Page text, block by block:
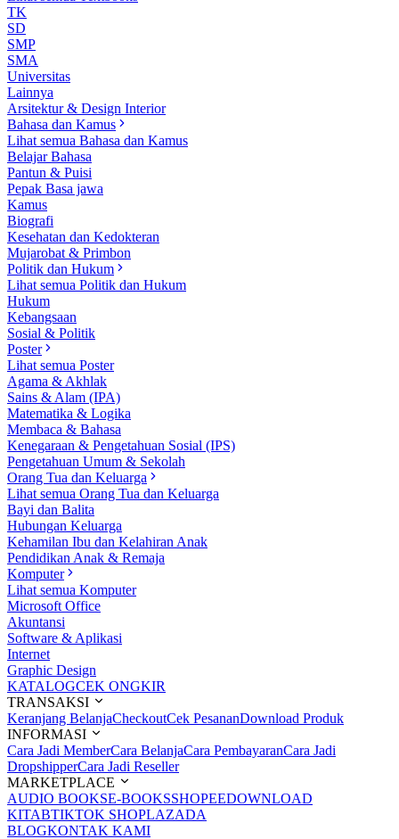
TK
SD
SMP
SMA
Universitas
Lainnya
Arsitektur & Design Interior
Bahasa dan Kamus
Lihat semua Bahasa dan Kamus
Belajar Bahasa
Pantun & Puisi
Pepak Basa jawa
Kamus
Biografi
Kesehatan dan Kedokteran
Mujarobat & Primbon
Politik dan Hukum
Lihat semua Politik dan Hukum
Hukum
Kebangsaan
Sosial & Politik
Poster
Lihat semua Poster
Agama & Akhlak
Sains & Alam (IPA)
Matematika & Logika
Membaca & Bahasa
Kenegaraan & Pengetahuan Sosial (IPS)
Pengetahuan Umum & Sekolah
Orang Tua dan Keluarga
Lihat semua Orang Tua dan Keluarga
Bayi dan Balita
Hubungan Keluarga
Kehamilan Ibu dan Kelahiran Anak
Pendidikan Anak & Remaja
Komputer
Lihat semua Komputer
Microsoft Office
Akuntansi
Software & Aplikasi
Internet
Graphic Design
KATALOGCEK ONGKIR
TRANSAKSI
Keranjang BelanjaCheckoutCek PesananDownload Produk
INFORMASI
Cara Jadi MemberCara BelanjaCara PembayaranCara Jadi
DropshipperCara Jadi Reseller
MARKETPLACE
AUDIO BOOKSE-BOOKSSHOPEEDOWNLOAD
KITABTIKTOK SHOPLAZADA
BLOGKONTAK KAMI